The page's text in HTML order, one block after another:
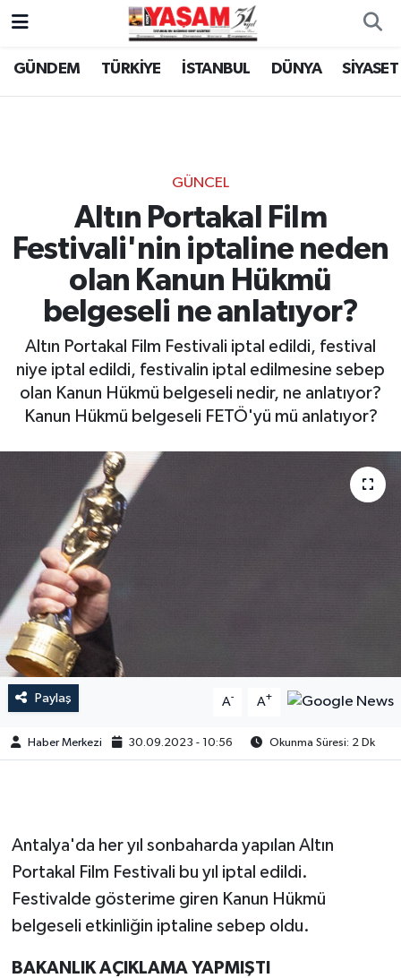
GÜNDEM TÜRKİYE İSTANBUL DÜNYA SİYASET
GÜNCEL
Altın Portakal Film
Festivali'nin iptaline neden
olan Kanun Hükmü
belgeseli ne anlatıyor?
Altın Portakal Film Festivali iptal edildi, festival
niye iptal edildi, festivalin iptal edilmesine sebep
olan Kanun Hükmü belgeseli nedir, ne anlatıyor?
Kanun Hükmü belgeseli FETÖ'yü mü anlatıyor?
Paylaş A- A+
Haber Merkezi 30.09.2023 - 10:56 Okunma Süresi: 2 Dk
Antalya'da her yıl sonbaharda yapılan Altın
Portakal Film Festivali bu yıl iptal edildi.
Festivalde gösterime giren Kanun Hükmü
belgeseli etkinliğin iptaline sebep oldu.
BAKANLIK AÇIKLAMA YAPMIŞTI